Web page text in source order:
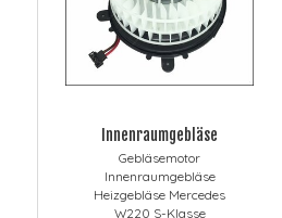
Innenraumgebläse
Gebläsemotor
Innenraumgebläse
Heizgebläse Mercedes
W220 S-Klasse